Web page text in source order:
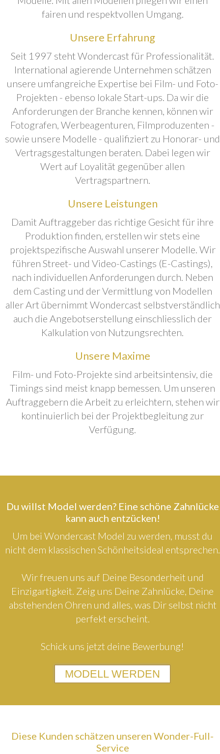
fairen und respektvollen Umgang.
Unsere Erfahrung
Seit 1997 steht Wondercast für Professionalität.
International agierende Unternehmen schätzen
unsere umfangreiche Expertise bei Film- und Foto-
Projekten - ebenso lokale Start-ups. Da wir die
Anforderungen der Branche kennen, können wir
Fotografen, Werbeagenturen, Filmproduzenten -
sowie unsere Modelle - qualifiziert zu Honorar- und
Vertragsgestaltungen beraten. Dabei legen wir
Wert auf Loyalität gegenüber allen
Vertragspartnern.
Unsere Leistungen
Damit Auftraggeber das richtige Gesicht für ihre
Produktion finden, erstellen wir stets eine
projektspezifische Auswahl unserer Modelle. Wir
führen Street- und Video-Castings (E-Castings),
nach individuellen Anforderungen durch. Neben
dem Casting und der Vermittlung von Modellen
aller Art übernimmt Wondercast selbstverständlich
auch die Angebotserstellung einschliesslich der
Kalkulation von Nutzungsrechten.
Unsere Maxime
Film- und Foto-Projekte sind arbeitsintensiv, die
Timings sind meist knapp bemessen. Um unseren
Auftraggebern die Arbeit zu erleichtern, stehen wir
kontinuierlich bei der Projektbegleitung zur
Verfügung.
Du willst Model werden? Eine schöne Zahnlücke
kann auch entzücken!
Um bei Wondercast Model zu werden, musst du
nicht dem klassischen Schönheitsideal entsprechen.
Wir freuen uns auf Deine Besonderheit und
Einzigartigkeit. Zeig uns Deine Zahnlücke, Deine
abstehenden Ohren und alles, was Dir selbst nicht
perfekt erscheint.
Schick uns jetzt deine Bewerbung!
MODELL WERDEN
Diese Kunden schätzen unseren Wonder-Full-
Service